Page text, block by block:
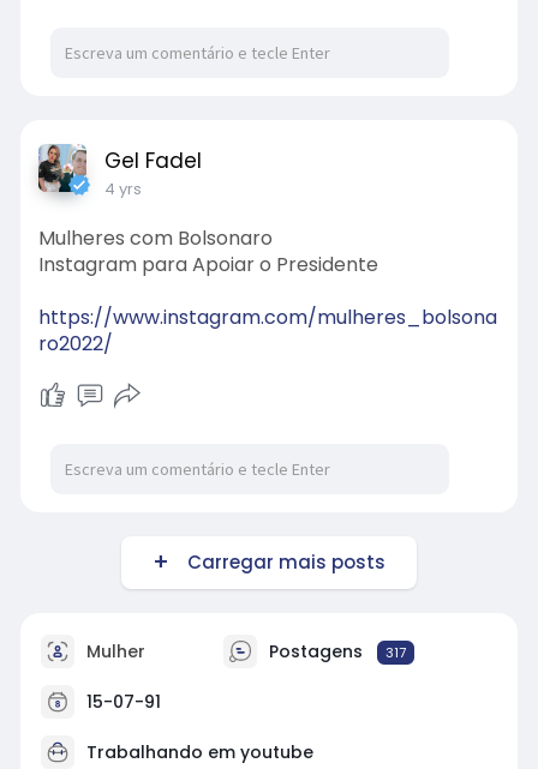
Gel Fadel
4 yrs
Mulheres com Bolsonaro
Instagram para Apoiar o Presidente
https://www.instagram.com/mulheres_bolsona
ro2022/
Carregar mais posts
Mulher Postagens 317
15-07-91
Trabalhando em youtube